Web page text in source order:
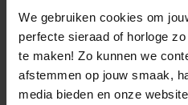
We gebruiken cookies om
perfecte sieraad of horloge
te maken! Zo kunnen we
afstemmen op jouw smaak,
media bieden en onze